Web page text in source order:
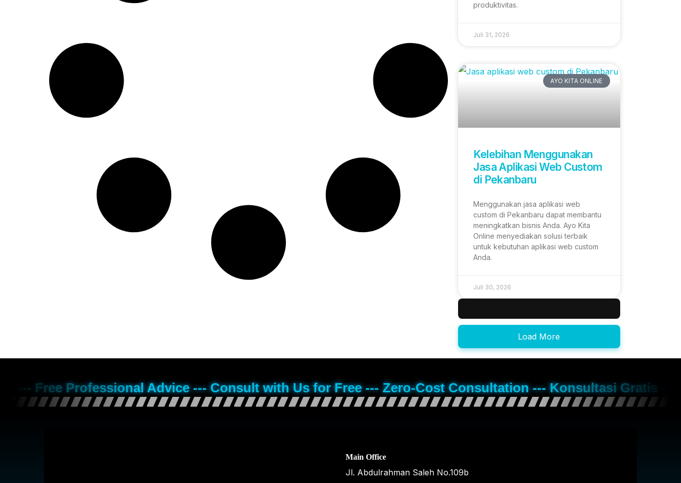
produktivitas.
Juli 31, 2026
AYO KITA ONLINE
Kelebihan Menggunakan
Jasa Aplikasi Web Custom
di Pekanbaru
Menggunakan jasa aplikasi web
custom di Pekanbaru dapat membantu
meningkatkan bisnis Anda. Ayo Kita
Online menyediakan solusi terbaik
untuk kebutuhan aplikasi web custom
Anda.
Juli 30, 2026
Load More
--- Free Professional Advice --- Consult with Us for Free --- Zero-Cost Consultation --- Konsultasi Gratis
Main Office
Jl. Abdulrahman Saleh No.109b